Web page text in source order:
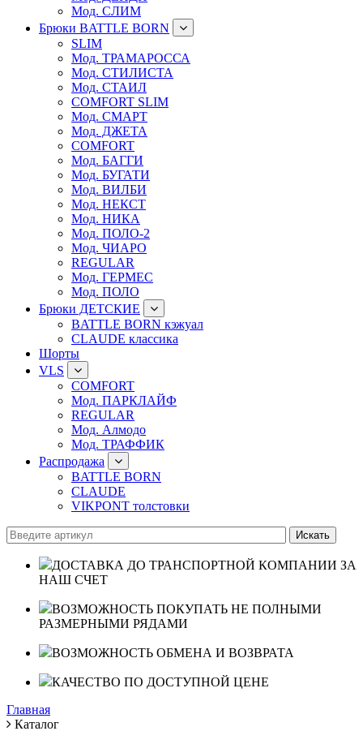
Мод. СЛИМ
Брюки BATTLE BORN
SLIM
Мод. ТРАМАРОССА
Мод. СТИЛИСТА
Мод. СТАИЛ
COMFORT SLIM
Мод. СМАРТ
Мод. ДЖЕТА
COMFORT
Мод. БАГГИ
Мод. БУГАТИ
Мод. ВИЛБИ
Мод. НЕКСТ
Мод. НИКА
Мод. ПОЛО-2
Мод. ЧИАРО
REGULAR
Мод. ГЕРМЕС
Мод. ПОЛО
Брюки ДЕТСКИЕ
BATTLE BORN кэжуал
CLAUDE классика
Шорты
VLS
COMFORT
Мод. ПАРКЛАЙФ
REGULAR
Мод. Алмодо
Мод. ТРАФФИК
Распродажа
BATTLE BORN
CLAUDE
VIKPONT толстовки
ДОСТАВКА ДО ТРАНСПОРТНОЙ КОМПАНИИ ЗА
НАШ СЧЕТ
ВОЗМОЖНОСТЬ ПОКУПАТЬ НЕ ПОЛНЫМИ
РАЗМЕРНЫМИ РЯДАМИ
ВОЗМОЖНОСТЬ ОБМЕНА И ВОЗВРАТА
КАЧЕСТВО ПО ДОСТУПНОЙ ЦЕНЕ
Главная
Каталог